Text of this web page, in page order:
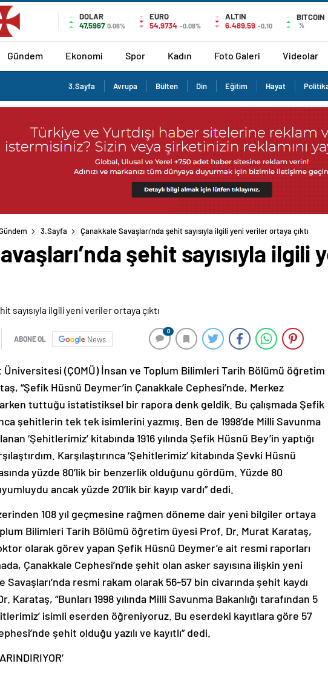
DOLAR
47,5967 0.06%
EURO
54,9734 -0.08%
ALTIN
6.489,59 -0,10
BITCOIN
%
Gündem Ekonomi Spor Kadın Foto Galeri Videolar
3.Sayfa Avrupa Bülten Din Eğitim Hayat
3.Sayfa Çanakkale Savaşları’nda şehit sayısıyla ilgili yeni veriler ortaya çıktı
şehit sayısıyla
ABONE OL News
0
Üniversitesi (ÇOMÜ) İnsan ve Toplum Bilimleri Tarih Bölümü öğretim
“Şefik Hüsnü Deymer’in Çanakkale Cephesi’nde, Merkez
tuttuğu istatistiksel bir rapora denk geldik. Bu çalışmada Şefik
şehitlerin tek tek isimlerini yazmış. Ben de 1998’de Milli Savunma
‘Şehitlerimiz’ kitabında 1916 yılında Şefik Hüsnü Bey’in yaptığı
Karşılaştırınca ‘Şehitlerimiz’ kitabında Şevki Hüsnü
yüzde 80’lik bir benzerlik olduğunu gördüm. Yüzde 80
ancak yüzde 20’lik bir kayıp vardı” dedi.
108 yıl geçmesine rağmen döneme dair yeni bilgiler ortaya
Bilimleri Tarih Bölümü öğretim üyesi Prof. Dr. Murat Karataş,
olarak görev yapan Şefik Hüsnü Deymer’e ait resmi raporları
Çanakkale Cephesi’nde şehit olan asker sayısına ilişkin yeni
resmi rakam olarak 56-57 bin civarında şehit kaydı
“Bunları 1998 yılında Milli Savunma Bakanlığı tarafından 5
isimli eserden öğreniyoruz. Bu eserdeki kayıtlara göre 57
şehit olduğu yazılı ve kayıtlı” dedi.